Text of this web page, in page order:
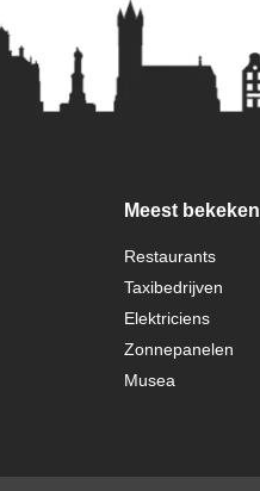
Meest bekeken
Restaurants
Taxibedrijven
Elektriciens
Zonnepanelen
Musea